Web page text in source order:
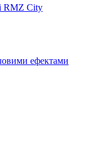
RMZ City
ефектами